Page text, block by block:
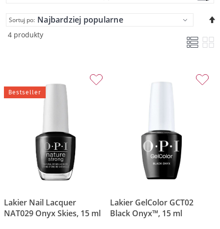
4 produkty
Sortuj po:
Bestseller
Lakier Nail Lacquer
NAT029 Onyx Skies, 15 ml
Lakier GelColor GCT02
Black Onyx™, 15 ml